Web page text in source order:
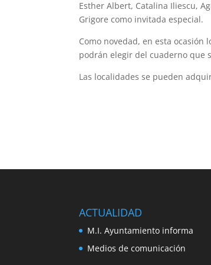
Esther Albert, Catalina Iliescu,
Grigore como invitada especial.
Como novedad, en esta
podrán elegir del cuaderno que
Las localidades se pueden
ACTUALIDAD
M.I. Ayuntamiento informa
Medios de comunicación